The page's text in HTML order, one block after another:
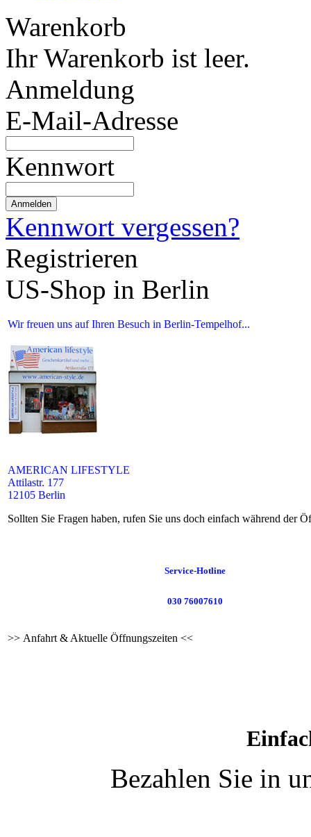
Warenkorb
Ihr Warenkorb ist leer.
Anmeldung
E-Mail-Adresse
Kennwort
Anmelden
Kennwort vergessen?
Registrieren
US-Shop in Berlin
Wir freuen uns auf Ihren Besuch in Berlin-Tempelhof...
AMERICAN LIFESTYLE
Attilastr. 177
12105 Berlin
Sollten Sie Fragen haben, rufen Sie uns doch einfach während der
Service-Hotline
030 76007610
>> Anfahrt & Aktuelle Öffnungszeiten <<
Bezahlen Sie in